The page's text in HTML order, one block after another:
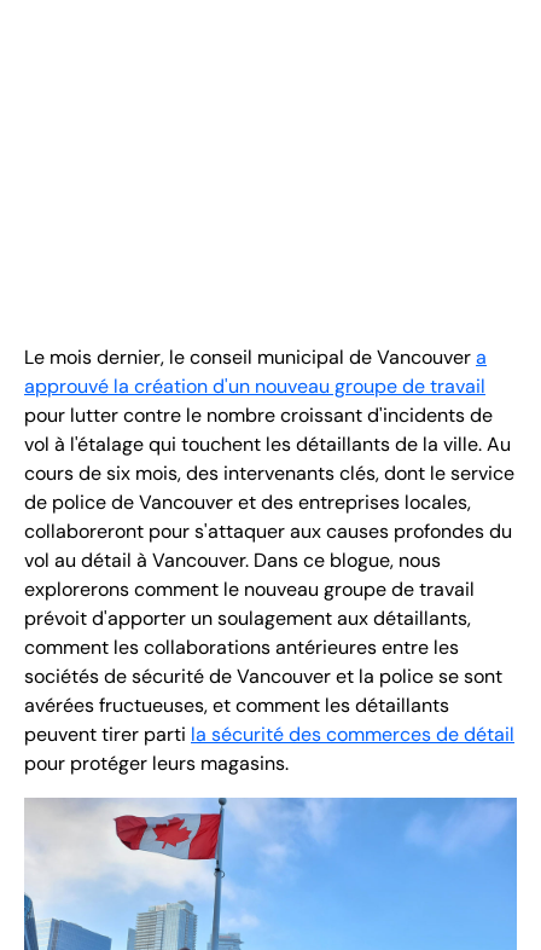
Le mois dernier, le conseil municipal de Vancouvera
approuvé la création d'un nouveau groupe de travail
pour lutter contre le nombre croissant d'incidents de
vol à l'étalage qui touchent les détaillants de la ville. Au
cours de six mois, des intervenants clés, dont le service
de police de Vancouver et des entreprises locales,
collaboreront pour s'attaquer aux causes profondes du
vol au détail à Vancouver. Dans ce blogue, nous
explorerons comment le nouveau groupe de travail
prévoit d'apporter un soulagement aux détaillants,
comment les collaborations antérieures entre les
sociétés de sécurité de Vancouver et la police se sont
avérées fructueuses, et comment les détaillants
peuvent tirer parti la sécurité des commerces de détail
pour protéger leurs magasins.